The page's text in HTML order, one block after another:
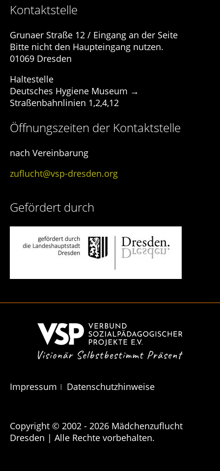
Kontaktstelle
Grunaer Straße 12 / Eingang an der Seite
Bitte nicht den Haupteingang nutzen.
01069 Dresden
Haltestelle
Deutsches Hygiene Museum →
Straßenbahnlinien 1,2,4,12
Öffnungszeiten der Kontaktstelle
nach Vereinbarung
zuflucht@vsp-dresden.org
Gefördert durch
überspringen
Impressum Datenschutzhinweise
Copyright © 2002 - 2026 Mädchen­zuflucht
Dresden | Alle Rechte vorbehalten.